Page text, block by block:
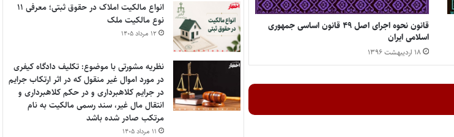
قانون نحوه اجرای اصل ۴۹ قانون اساسی جمهوری
اسلامی ایران
۱۸ اردیبهشت ۱۳۹۶
انواع مالکیت املاک در حقوق ثبتی؛ معرفی ۱۱
نوع مالکیت ملک
۱۲ مرداد ۱۴۰۵
نظریه مشورتی با موضوع: تکلیف دادگاه کیفری
در مورد اموال غیر منقول که در اثر ارتکاب جرایم
در جرایم کلاهبرداری و در حکم کلاهبرداری و
انتقال مال غیر، سند رسمی مالکیت به نام
مرتکب صادر شده باشد
۱۱ مرداد ۱۴۰۵